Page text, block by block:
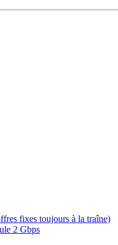
fixes toujours à la traîne)
2 Gbps